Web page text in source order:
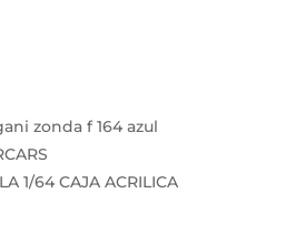
zonda f 164 azul
1/64 CAJA ACRILICA